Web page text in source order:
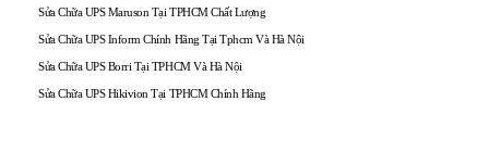
Sửa Chữa UPS Maruson Tại TPHCM Chất Lượng
Sửa Chữa UPS Inform Chính Hãng Tại Tphcm Và Hà Nội
Sửa Chữa UPS Borri Tại TPHCM Và Hà Nội
Sửa Chữa UPS Hikivion Tại TPHCM Chính Hãng